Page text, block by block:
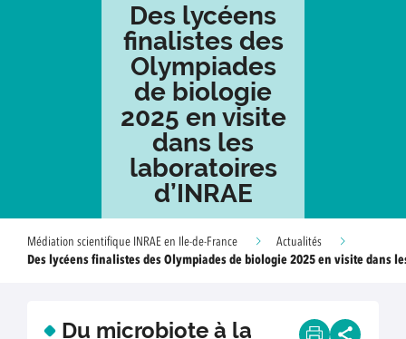
Des lycéens
finalistes des
Olympiades
de biologie
2025 en visite
dans les
laboratoires
d’INRAE
Médiation scientifique INRAE en Ile-de-France
Actualités
Des lycéens finalistes des Olympiades de biologie 2025 en visite dans
Du microbiote à la